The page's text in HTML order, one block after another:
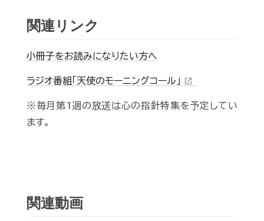
関連リンク
小冊子をお読みになりたい方へ
ラジオ番組「天使のモーニングコール」 open_in_new
※毎月第1週の放送は心の指針特集を予定してい
ます。
関連動画